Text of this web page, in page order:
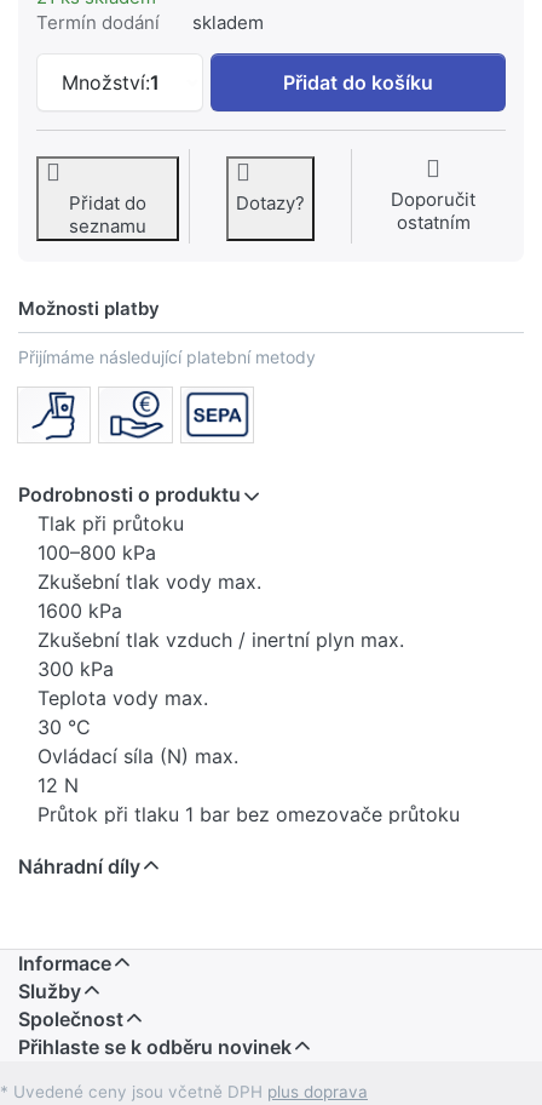
Termín dodání
skladem
Množství:1
GEBERIT Ovládání splachování
Přidat do košíku
Přidat do
seznamu
Dotazy?
Doporučit
ostatním
Možnosti platby
Přijímáme následující platební metody
Podrobnosti o produktu
Tlak při průtoku
100–800 kPa
Zkušební tlak vody max.
1600 kPa
Zkušební tlak vzduch / inertní plyn max.
300 kPa
Teplota vody max.
30 °C
Ovládací síla (N) max.
12 N
Průtok při tlaku 1 bar bez omezovače průtoku
Průtok při tlaku 1 bar s omezovačem průtoku
100 kPa
Relativní vlhkost vzduchu
≤ 100 %
Výpočtový průtok
Náhradní díly
Informace
Služby
Společnost
Přihlaste se k odběru novinek
* Uvedené ceny jsou včetně DPH plus doprava